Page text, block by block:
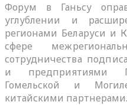
Форум в Ганьсу
углублении и
регионами Беларуси и
сфере
сотрудничества
и предприятиями
Гомельской и
китайскими партнерами.